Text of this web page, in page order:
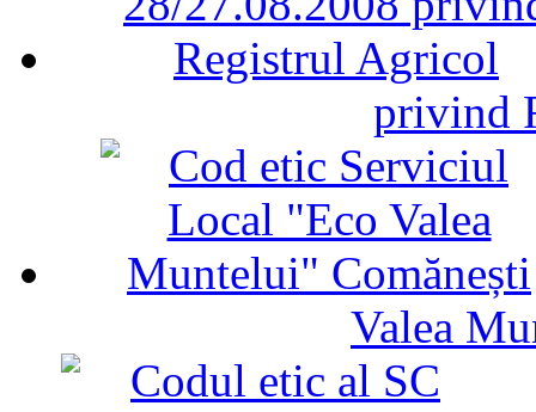
privind
Valea